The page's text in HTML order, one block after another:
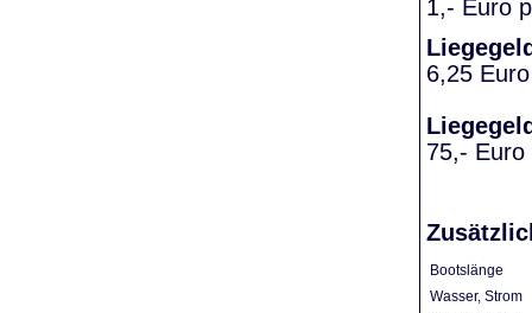
1,- Euro
6,25
75,- Euro
Bootslänge
Wasser, Strom